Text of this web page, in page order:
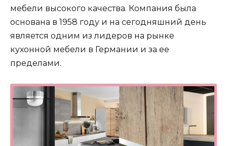
мебели высокого качества. Компания была
основана в 1958 году и на сегодняшний день
является одним из лидеров на рынке
кухонной мебели в Германии и за ее
пределами.